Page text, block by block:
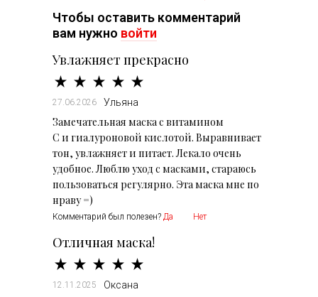
Чтобы оставить комментарий
вам нужно войти
Увлажняет прекрасно
27.06.2026 Ульяна
Замечательная маска с витамином
С и гиалуроновой кислотой. Выравнивает
тон, увлажняет и питает. Лекало очень
удобное. Люблю уход с масками, стараюсь
пользоваться регулярно. Эта маска мне по
нраву =)
Комментарий был полезен? Да Нет
Отличная маска!
12.11.2025 Оксана